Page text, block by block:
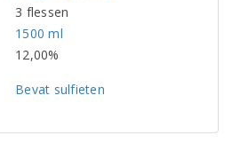
3 flessen
1500 ml
12,00%
Bevat sulfieten